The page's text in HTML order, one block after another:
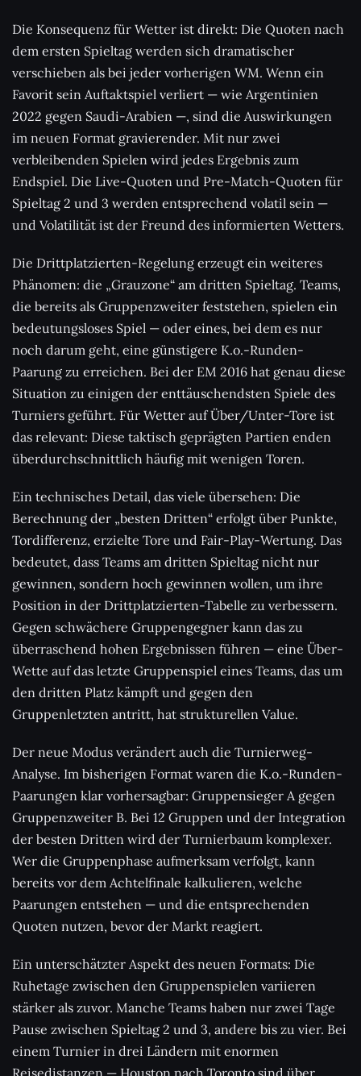
Die Konsequenz für Wetter ist direkt: Die Quoten nach
dem ersten Spieltag werden sich dramatischer
verschieben als bei jeder vorherigen WM. Wenn ein
Favorit sein Auftaktspiel verliert — wie Argentinien
2022 gegen Saudi-Arabien —, sind die Auswirkungen
im neuen Format gravierender. Mit nur zwei
verbleibenden Spielen wird jedes Ergebnis zum
Endspiel. Die Live-Quoten und Pre-Match-Quoten für
Spieltag 2 und 3 werden entsprechend volatil sein —
und Volatilität ist der Freund des informierten Wetters.
Die Drittplatzierten-Regelung erzeugt ein weiteres
Phänomen: die „Grauzone“ am dritten Spieltag. Teams,
die bereits als Gruppenzweiter feststehen, spielen ein
bedeutungsloses Spiel — oder eines, bei dem es nur
noch darum geht, eine günstigere K.o.-Runden-
Paarung zu erreichen. Bei der EM 2016 hat genau diese
Situation zu einigen der enttäuschendsten Spiele des
Turniers geführt. Für Wetter auf Über/Unter-Tore ist
das relevant: Diese taktisch geprägten Partien enden
überdurchschnittlich häufig mit wenigen Toren.
Ein technisches Detail, das viele übersehen: Die
Berechnung der „besten Dritten“ erfolgt über Punkte,
Tordifferenz, erzielte Tore und Fair-Play-Wertung. Das
bedeutet, dass Teams am dritten Spieltag nicht nur
gewinnen, sondern hoch gewinnen wollen, um ihre
Position in der Drittplatzierten-Tabelle zu verbessern.
Gegen schwächere Gruppengegner kann das zu
überraschend hohen Ergebnissen führen — eine Über-
Wette auf das letzte Gruppenspiel eines Teams, das um
den dritten Platz kämpft und gegen den
Gruppenletzten antritt, hat strukturellen Value.
Der neue Modus verändert auch die Turnierweg-
Analyse. Im bisherigen Format waren die K.o.-Runden-
Paarungen klar vorhersagbar: Gruppensieger A gegen
Gruppenzweiter B. Bei 12 Gruppen und der Integration
der besten Dritten wird der Turnierbaum komplexer.
Wer die Gruppenphase aufmerksam verfolgt, kann
bereits vor dem Achtelfinale kalkulieren, welche
Paarungen entstehen — und die entsprechenden
Quoten nutzen, bevor der Markt reagiert.
Ein unterschätzter Aspekt des neuen Formats: Die
Ruhetage zwischen den Gruppenspielen variieren
stärker als zuvor. Manche Teams haben nur zwei Tage
Pause zwischen Spieltag 2 und 3, andere bis zu vier. Bei
einem Turnier in drei Ländern mit enormen
Reisedistanzen — Houston nach Toronto sind über